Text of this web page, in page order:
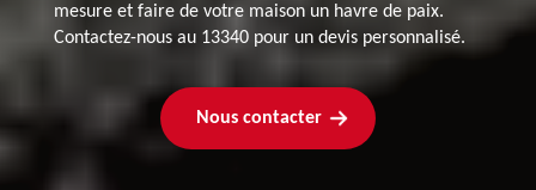
mesure et faire de votre maison un havre de paix.
Contactez-nous au 13340 pour un devis personnalisé.
Nous contacter